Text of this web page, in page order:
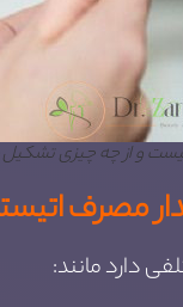
و از چه چیزی
مصرف
دارد مانند: